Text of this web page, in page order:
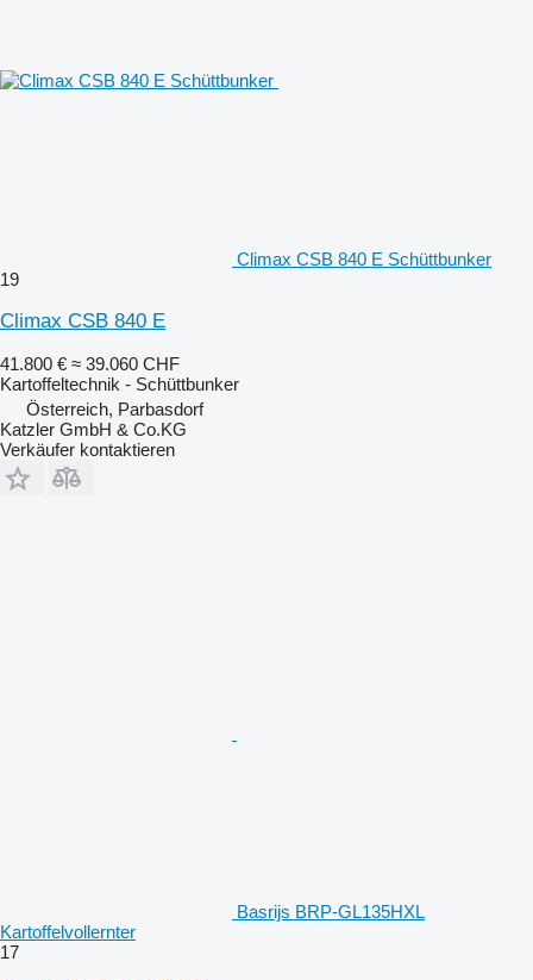
Climax CSB 840 E Schüttbunker
19
Climax CSB 840 E
41.800 € ≈ 39.060 CHF
Kartoffeltechnik - Schüttbunker
Österreich, Parbasdorf
Katzler GmbH & Co.KG
Verkäufer kontaktieren
Basrijs BRP-GL135HXL
Kartoffelvollernter
17